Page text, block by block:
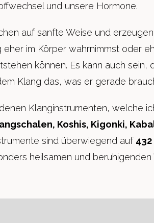
und unsere Hormone.
auf sanfte Weise und
eher im Körper wahrnimmst oder
können. Es kann auch sein,
Klang das, was er gerade
Klanginstrumenten, welche
Koshis, Kigonki,
sind überwiegend auf 432
heilsamen und beruhigenden